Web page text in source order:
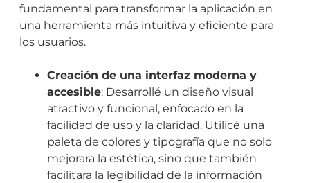
fundamental para transformar la aplicación en
una herramienta más intuitiva y eficiente para
los usuarios.
Creación de una interfaz moderna y
accesible: Desarrollé un diseño visual
atractivo y funcional, enfocado en la
facilidad de uso y la claridad. Utilicé una
paleta de colores y tipografía que no solo
mejorara la estética, sino que también
facilitara la legibilidad de la información